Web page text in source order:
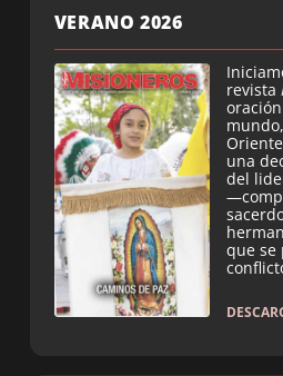
VERANO 2026
revista
una
del
que se